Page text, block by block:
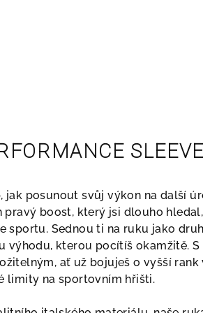
jak posunout svůj výkon na další
pravý boost, který jsi dlouho
sportu. Sednou ti na ruku jako
výhodu, kterou pocítíš okamžitě.
ať už bojuješ o vyšší rank
limity na sportovním hřišti.